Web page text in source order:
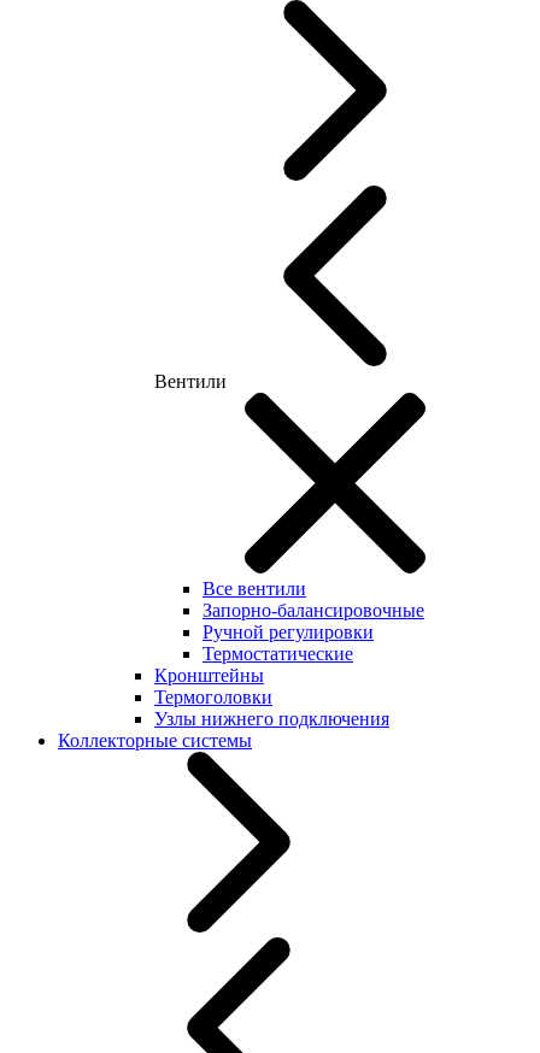
Вентили
Все вентили
Запорно-балансировочные
Ручной регулировки
Термостатические
Кронштейны
Термоголовки
Узлы нижнего подключения
Коллекторные системы